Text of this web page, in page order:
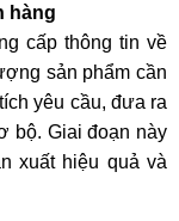
hàng
cấp thông tin về
sản phẩm cần
yêu cầu, đưa ra
bộ. Giai đoạn này
xuất hiệu quả và